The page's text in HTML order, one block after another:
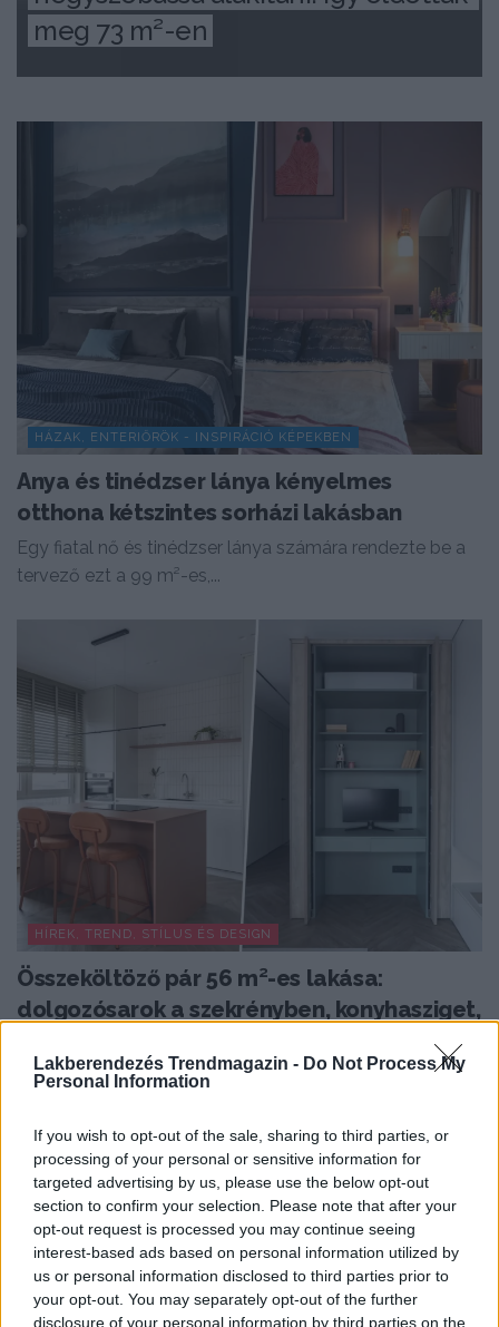
Lakberendezés Trendmagazin - Do Not Process My
Personal Information
If you wish to opt-out of the sale, sharing to third parties, or
processing of your personal or sensitive information for
targeted advertising by us, please use the below opt-out
section to confirm your selection. Please note that after your
opt-out request is processed you may continue seeing
interest-based ads based on personal information utilized by
us or personal information disclosed to third parties prior to
your opt-out. You may separately opt-out of the further
disclosure of your personal information by third parties on the
meg 73 m²-en
HÁZAK, ENTERIŐRÖK - INSPIRÁCIÓ KÉPEKBEN
Anya és tinédzser lánya kényelmes
otthona kétszintes sorházi lakásban
Egy fiatal nő és tinédzser lánya számára rendezte be a
tervező ezt a 99 m²-es,...
HÍREK, TREND, STÍLUS ÉS DESIGN
Összeköltöző pár 56 m²-es lakása:
dolgozósarok a szekrényben, konyhasziget,
Az 56 négyzetméteres lakást egy fiatal pár számára
TOVÁBBIAK BETÖLTÉSE
Praktikus lakberendezési ötletek